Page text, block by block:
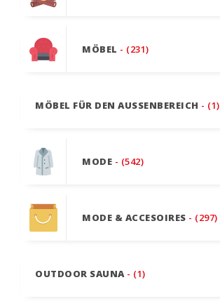
MÖBEL - (231)
MÖBEL FÜR DEN AUSSENBEREICH - (1)
MODE - (542)
MODE & ACCESOIRES - (297)
OUTDOOR SAUNA - (1)